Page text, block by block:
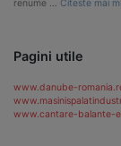
renume … Citeste mai
Pagini utile
www.danube-
www.cantare-balante-